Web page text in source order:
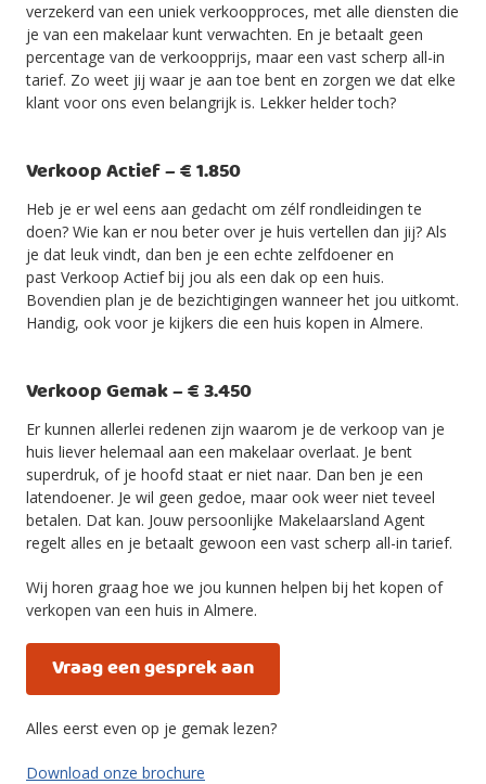
verzekerd van een uniek verkoopproces, met alle diensten die
je van een makelaar kunt verwachten. En je betaalt geen
percentage van de verkoopprijs, maar een vast scherp all-in
tarief. Zo weet jij waar je aan toe bent en zorgen we dat elke
klant voor ons even belangrijk is. Lekker helder toch?
Verkoop Actief – € 1.850
Heb je er wel eens aan gedacht om zélf rondleidingen te
doen? Wie kan er nou beter over je huis vertellen dan jij? Als
je dat leuk vindt, dan ben je een echte zelfdoener en
past Verkoop Actief bij jou als een dak op een huis.
Bovendien plan je de bezichtigingen wanneer het jou uitkomt.
Handig, ook voor je kijkers die een huis kopen in Almere.
Verkoop Gemak – € 3.450
Er kunnen allerlei redenen zijn waarom je de verkoop van je
huis liever helemaal aan een makelaar overlaat. Je bent
superdruk, of je hoofd staat er niet naar. Dan ben je een
latendoener. Je wil geen gedoe, maar ook weer niet teveel
betalen. Dat kan. Jouw persoonlijke Makelaarsland Agent
regelt alles en je betaalt gewoon een vast scherp all-in tarief.
Wij horen graag hoe we jou kunnen helpen bij het kopen of
verkopen van een huis in Almere.
Vraag een gesprek aan
Alles eerst even op je gemak lezen?
Download onze brochure